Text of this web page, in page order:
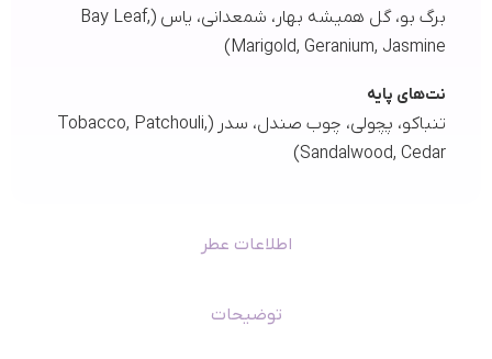
اطلاعات عطر
توضیحات
برگ بو، گل همیشه بهار، شمعدانی، یاس (Bay Leaf,
Marigold, Geranium, Jasmine)
نت‌های پایه
تنباکو، پچولی، چوب صندل، سدر (Tobacco, Patchouli,
Sandalwood, Cedar)